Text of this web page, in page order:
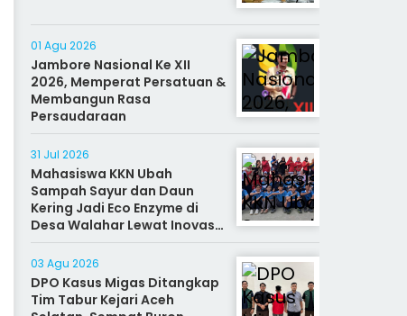
01 Agu 2026
Jambore Nasional Ke XII
2026, Memperat Persatuan &
Membangun Rasa
Persaudaraan
31 Jul 2026
Mahasiswa KKN Ubah
Sampah Sayur dan Daun
Kering Jadi Eco Enzyme di
Desa Walahar Lewat Inovasi
Alat Kreatif
03 Agu 2026
DPO Kasus Migas Ditangkap
Tim Tabur Kejari Aceh